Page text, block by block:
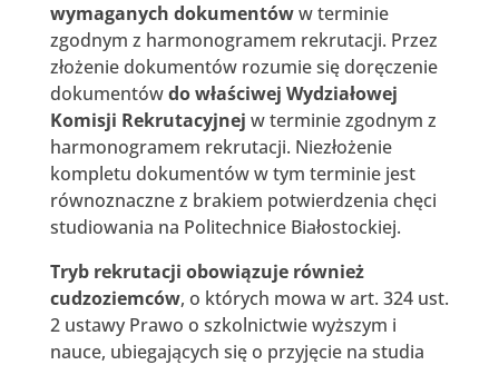
wymaganych dokumentóww terminie
zgodnym z harmonogramem rekrutacji. Przez
złożenie dokumentów rozumie się doręczenie
dokumentówdo właściwej Wydziałowej
Komisji Rekrutacyjnej w terminie zgodnym z
harmonogramem rekrutacji. Niezłożenie
kompletu dokumentów w tym terminie jest
równoznaczne z brakiem potwierdzenia chęci
studiowania na Politechnice Białostockiej.
Tryb rekrutacji obowiązuje również
cudzoziemców, o których mowa w art. 324 ust.
2 ustawy Prawo o szkolnictwie wyższym i
nauce, ubiegających się o przyjęcie na studia